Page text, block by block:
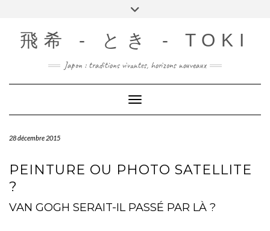
content飛希 - とき - TOKI
Japon : traditions vivantes, horizons nouveaux
Toggle Navigation
28 décembre 2015
PEINTURE OU PHOTO SATELLITE
?
VAN GOGH SERAIT-IL PASSÉ PAR LÀ ?